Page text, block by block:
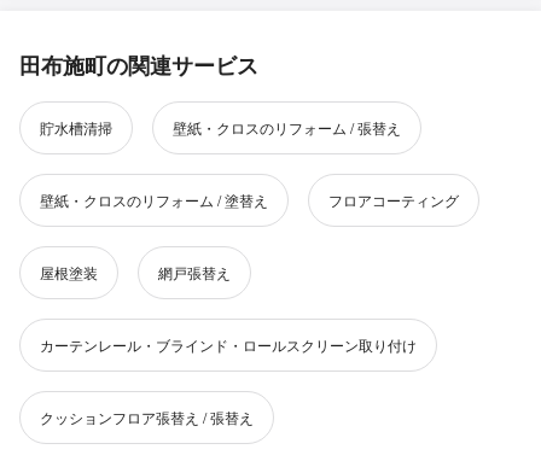
田布施町の関連サービス
貯水槽清掃 壁紙・クロスのリフォーム / 張替え
壁紙・クロスのリフォーム / 塗替え フロアコーティング
屋根塗装 網戸張替え
カーテンレール・ブラインド・ロールスクリーン取り付け
クッションフロア張替え / 張替え